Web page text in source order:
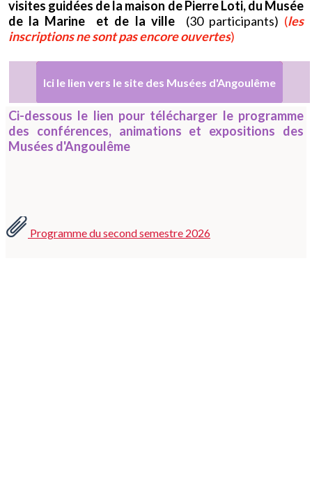
visites guidées de la maison de Pierre Loti, du Musée
de la Marine et de la ville
(30 participants) (les
inscriptions ne sont pas encore ouvertes)
Ici le lien vers le site des Musées d'Angoulême
Ci-dessous le lien pour télécharger le programme
des conférences, animations et expositions des
Musées d'Angoulême
Programme du second semestre 2026